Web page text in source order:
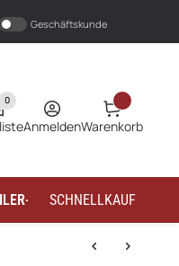
Geschäftskunde
0
AnmeldenWarenkorb
WOHNMOBILTEILE
SCHNELLKAUF